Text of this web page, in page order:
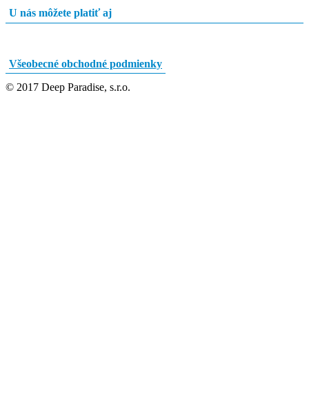
U nás môžete platiť aj
Všeobecné obchodné podmienky
© 2017 Deep Paradise, s.r.o.